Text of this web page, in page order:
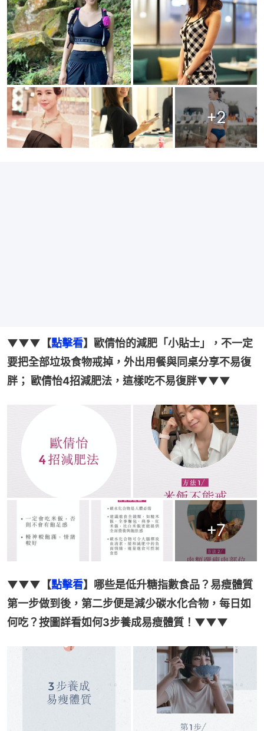
+2
▼▼▼【點擊看】歐倩怡的減肥「小貼士」，不一定
要把全部垃圾食物戒掉，外出用餐與同桌分享不易復
胖； 歐倩怡4招減肥法，這樣吃不易復胖▼▼▼
+7
▼▼▼【點擊看】哪些是低升糖指數食品？易瘦體質
第一步做到後，第二步便是減少碳水化合物，每日如
何吃？按圖詳看如何3步養成易瘦體質！▼▼▼